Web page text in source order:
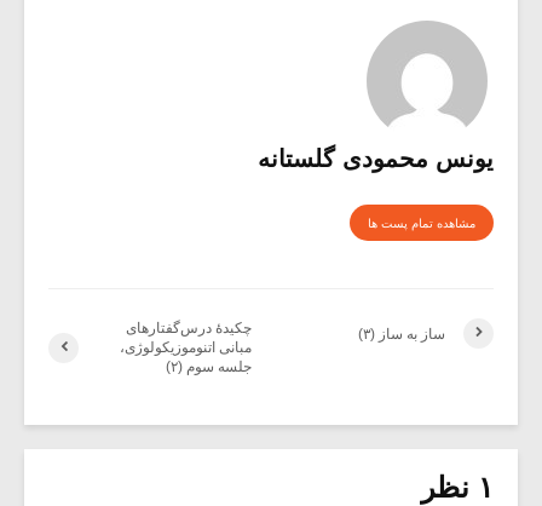
یونس محمودی گلستانه
مشاهده تمام پست ها
چکیدۀ درس‌گفتارهای
مبانی اتنوموزیکولوژی،
جلسه سوم (۲)
ساز به ساز (۳)
۱ نظر